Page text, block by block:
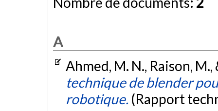
A
Ahmed, M. N., Raison,
technique de blender
robotique. (Rapport